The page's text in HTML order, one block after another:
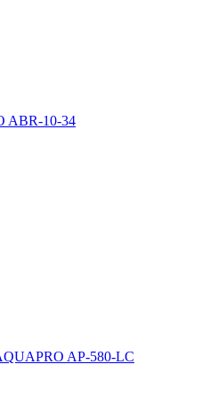
ABR-10-34
AP-580-LC